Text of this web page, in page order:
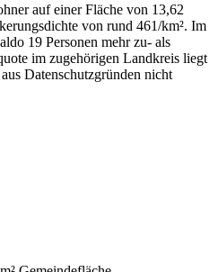
auf einer Fläche von 13,62
von rund 461/km². Im
19 Personen mehr zu- als
im zugehörigen Landkreis liegt
Datenschutzgründen nicht